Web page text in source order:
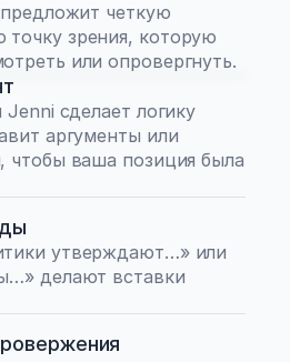
четкую
зрения, которую
или опровергнуть.
сделает логику
аргументы или
чтобы ваша позиция была
утверждают…» или
делают вставки